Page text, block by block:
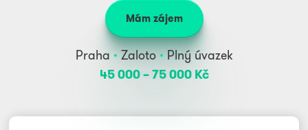
Praha Zaloto
Plný úvazek
45 000 ‍–‍ 75 000 Kč
Mám zájem